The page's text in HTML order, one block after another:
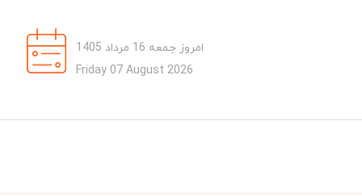
امروز جمعه 16 مرداد 1405
Friday 07 August 2026